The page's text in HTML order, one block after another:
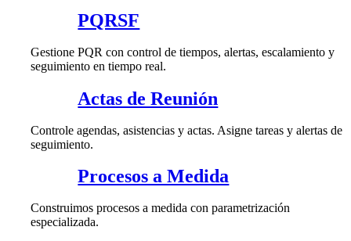
PQRSF
Gestione PQR con control de tiempos, alertas, escalamiento y
seguimiento en tiempo real.
Actas de Reunión
Controle agendas, asistencias y actas. Asigne tareas y alertas de
seguimiento.
Procesos a Medida
Construimos procesos a medida con parametrización
especializada.